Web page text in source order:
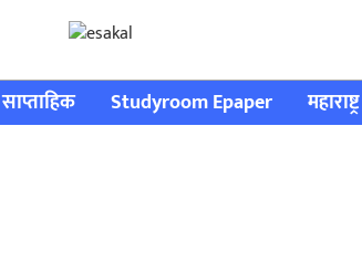
साप्ताहिक Studyroom Epaper महाराष्ट्र